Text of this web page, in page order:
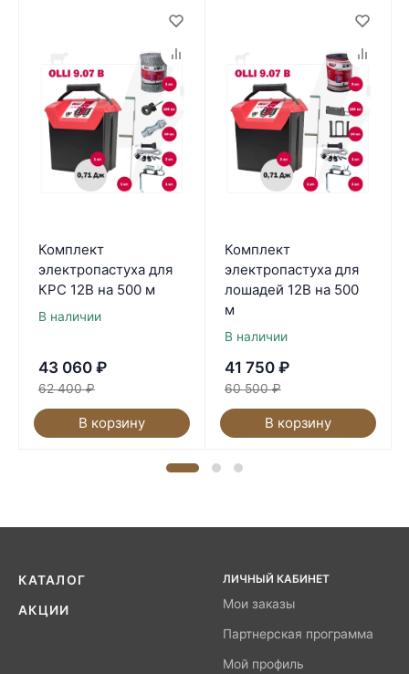
Комплект
электропастуха для
КРС 12В на 500 м
В наличии
43 060 ₽
62 400 ₽
В корзину
Комплект
электропастуха для
лошадей 12В на 500
м
В наличии
41 750 ₽
60 500 ₽
В корзину
КАТАЛОГ
АКЦИИ
ЛИЧНЫЙ КАБИНЕТ
Мои заказы
Партнерская программа
Мой профиль